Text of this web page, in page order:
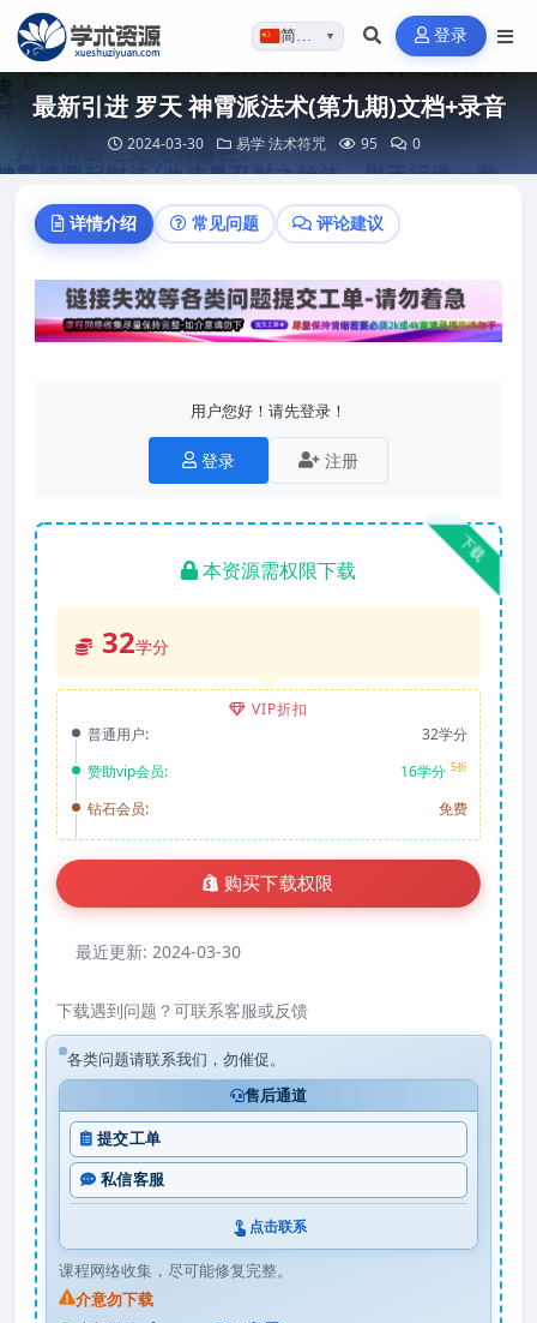
简体…▼ 登录
最新引进 罗天 神霄派法术(第九期)文档+录音
2024-03-30 易学 法术符咒 95 0
详情介绍 常见问题 评论建议
用户您好！请先登录！
登录 注册
下载
本资源需权限下载
32学分
VIP折扣
普通用户:
32学分
赞助vip会员:
16学分 5折
钻石会员: 免费
购买下载权限
最近更新: 2024-03-30
下载遇到问题？可联系客服或反馈
各类问题请联系我们，勿催促。
售后通道
提交工单
私信客服
点击联系
课程网络收集，尽可能修复完整。
介意勿下载